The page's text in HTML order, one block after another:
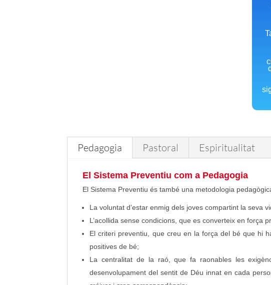
Pedagogia Pastoral Espiritualitat
El Sistema Preventiu com a Pedagogia
El Sistema Preventiu és també una metodologia
La voluntat d’estar enmig dels joves compartint la seva
L’acollida sense condicions, que es converteix en força
El criteri preventiu, que creu en la força del bé que hi
positives de bé;
La centralitat de la raó, que fa raonables les
desenvolupament del sentit de Déu innat en cada